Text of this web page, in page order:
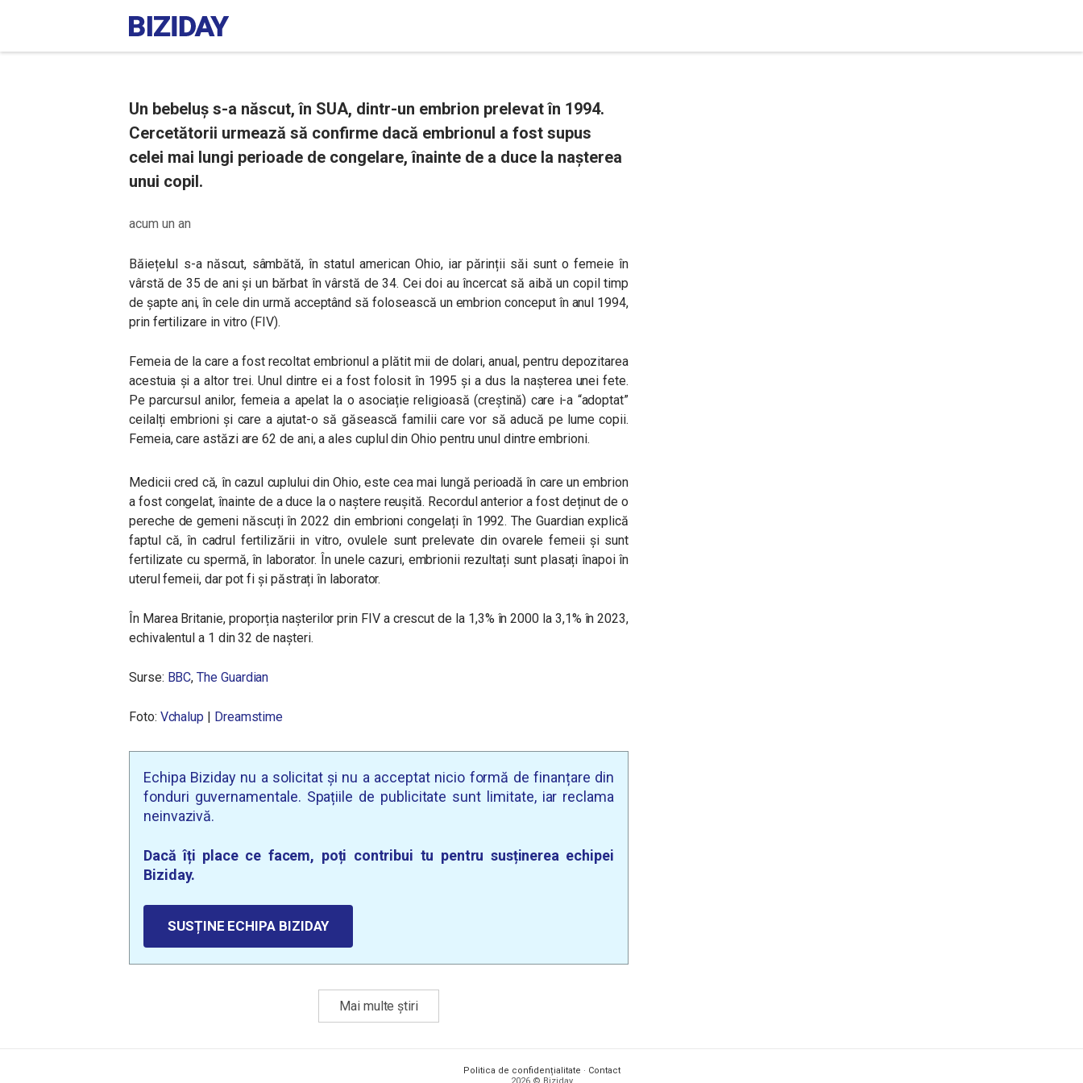
Un bebeluș s-a născut, în SUA, dintr-un embrion prelevat în 1994.
Cercetătorii urmează să confirme dacă embrionul a fost supus
celei mai lungi perioade de congelare, înainte de a duce la nașterea
unui copil.
acum un an
Băiețelul s-a născut, sâmbătă, în statul american Ohio, iar părinții săi sunt o femeie în
vârstă de 35 de ani și un bărbat în vârstă de 34. Cei doi au încercat să aibă un copil timp
de șapte ani, în cele din urmă acceptând să folosească un embrion conceput în anul 1994,
prin fertilizare in vitro (FIV).
Femeia de la care a fost recoltat embrionul a plătit mii de dolari, anual, pentru depozitarea
acestuia și a altor trei. Unul dintre ei a fost folosit în 1995 și a dus la nașterea unei fete.
Pe parcursul anilor, femeia a apelat la o asociație religioasă (creștină) care i-a “adoptat”
ceilalți embrioni și care a ajutat-o să găsească familii care vor să aducă pe lume copii.
Femeia, care astăzi are 62 de ani, a ales cuplul din Ohio pentru unul dintre embrioni.
Medicii cred că, în cazul cuplului din Ohio, este cea mai lungă perioadă în care un embrion
a fost congelat, înainte de a duce la o naștere reușită. Recordul anterior a fost deținut de o
pereche de gemeni născuți în 2022 din embrioni congelați în 1992. The Guardian explică
faptul că, în cadrul fertilizării in vitro, ovulele sunt prelevate din ovarele femeii și sunt
fertilizate cu spermă, în laborator. În unele cazuri, embrionii rezultați sunt plasați înapoi în
uterul femeii, dar pot fi și păstrați în laborator.
În Marea Britanie, proporția nașterilor prin FIV a crescut de la 1,3% în 2000 la 3,1% în 2023,
echivalentul a 1 din 32 de nașteri.
Surse: BBC,The Guardian
Foto: Vchalup | Dreamstime
Echipa Biziday nu a solicitat și nu a acceptat nicio formă de finanțare din
fonduri guvernamentale. Spațiile de publicitate sunt limitate, iar reclama
neinvazivă.
Dacă îți place ce facem, poți contribui tu pentru susținerea echipei
Biziday.
SUSȚINE ECHIPA BIZIDAY
Mai multe știri
Politica de confidențialitate · Contact